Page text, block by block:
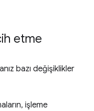
etme
bazı değişiklikler
işleme